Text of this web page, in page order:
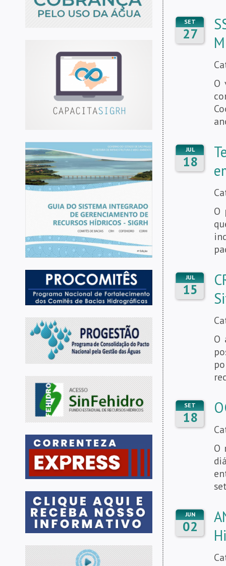
SET
27
O
JUL
18
O
JUL
15
O
SET
18
O
JUN
02